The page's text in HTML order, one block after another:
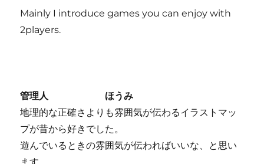
Mainly I introduce games you can enjoy with
2players.
管理人 ほうみ
地理的な正確さよりも雰囲気が伝わるイラストマッ
プが昔から好きでした。
遊んでいるときの雰囲気が伝わればいいな、と思い